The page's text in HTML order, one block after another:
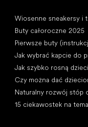
Wiosenne sneakersy i
Buty całoroczne 2025
Pierwsze buty
Jak wybrać kapcie do
Jak szybko rosną
Czy można dać
Naturalny rozwój stóp
15 ciekawostek na